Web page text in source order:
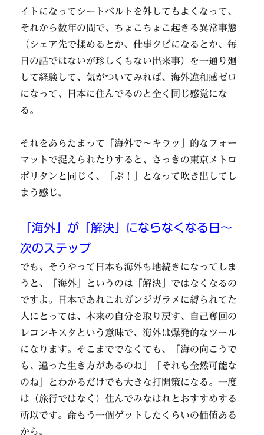
イトになってシートベルトを外してもよくなって、
それから数年の間で、ちょこちょこ起きる異常事態
（シェア先で揉めるとか、仕事クビになるとか、毎
日の話ではないが珍しくもない出来事）を一通り廻
して経験して、気がついてみれば、海外違和感ゼロ
になって、日本に住んでるのと全く同じ感覚にな
る。
それをあらたまって「海外で～キラッ」的なフォー
マットで捉えられたりすると、さっきの東京メトロ
ポリタンと同じく、「ぶ！」となって吹き出してし
まう感じ。
「海外」が「解決」にならなくなる日～
次のステップ
でも、そうやって日本も海外も地続きになってしま
うと、「海外」というのは「解決」ではなくなるの
ですよ。日本であれこれガンジガラメに縛られてた
人にとっては、本来の自分を取り戻す、自己奪回の
レコンキスタという意味で、海外は爆発的なツール
になります。そこまででなくても、「海の向こうで
も、違った生き方があるのね」「それも全然可能な
のね」とわかるだけでも大きな打開策になる。一度
は（旅行ではなく）住んでみなはれとおすすめする
所以です。命もう一個ゲットしたくらいの価値ある
から。